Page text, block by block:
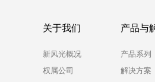
关于我们
新风光概况
权属公司
产品与
产品系列
解决方案